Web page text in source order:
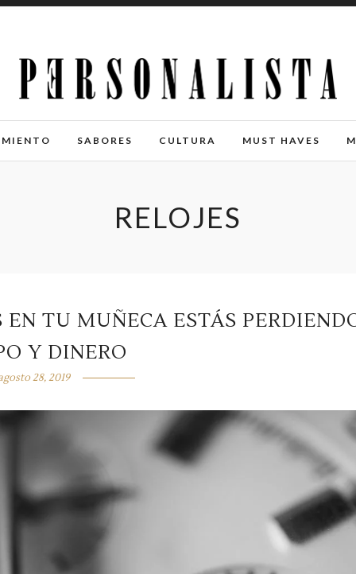
SABORES CULTURA MUST HAVES
RELOJES
EN TU MUÑECA ESTÁS
Y DINERO
28, 2019